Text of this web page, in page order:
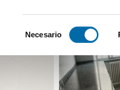
Identificar su
Obtenga más
preferencias en la
en la Declaración de
e
Necesario